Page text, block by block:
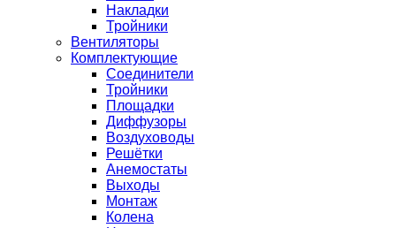
Накладки
Тройники
Вентиляторы
Комплектующие
Соединители
Тройники
Площадки
Диффузоры
Воздуховоды
Решётки
Анемостаты
Выходы
Монтаж
Колена